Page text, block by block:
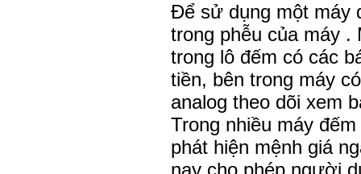
Để sử dụng một máy
trong phễu của máy
trong lô đếm có các
tiền, bên trong máy
analog theo dõi xem
Trong nhiều máy
phát hiện mệnh giá
nay cho phép người